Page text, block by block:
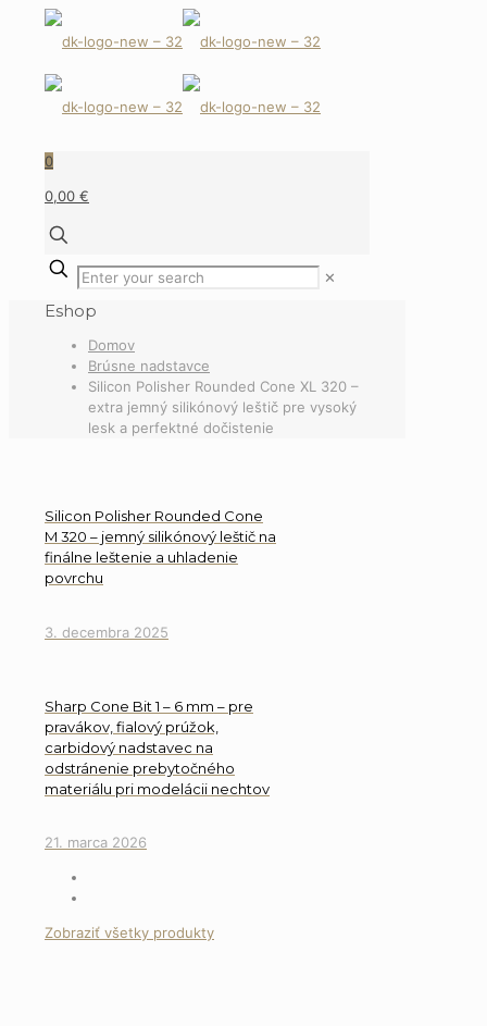
0
0,00 €
✕
Eshop
Domov
Brúsne nadstavce
Silicon Polisher Rounded Cone XL 320 –
extra jemný silikónový leštič pre vysoký
lesk a perfektné dočistenie
Silicon Polisher Rounded Cone
M 320 – jemný silikónový leštič na
finálne leštenie a uhladenie
povrchu
3. decembra 2025
Sharp Cone Bit 1 – 6 mm – pre
pravákov, fialový prúžok,
carbidový nadstavec na
odstránenie prebytočného
materiálu pri modelácii nechtov
21. marca 2026
Zobraziť všetky produkty